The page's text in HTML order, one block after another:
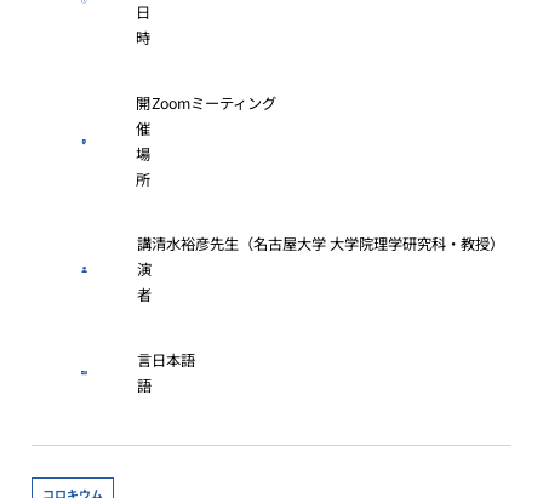
日
時
開
催
場
所
Zoomミーティング
講
演
者
清水裕彦先生（名古屋大学 大学院理学研究科・教授）
言
語
日本語
コロキウム